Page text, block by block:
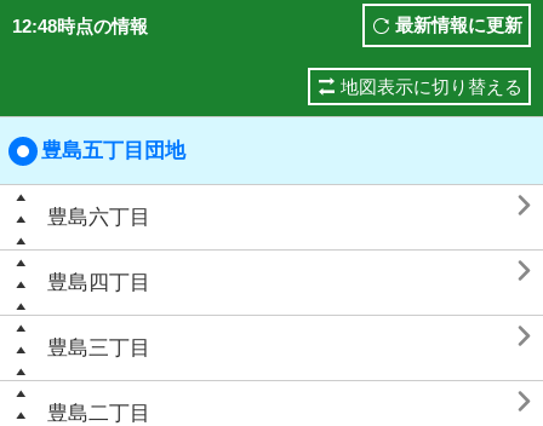
12:48時点の情報 最新情報に更新
地図表示に切り替える
豊島五丁目団地
豊島六丁目 
豊島四丁目 
豊島三丁目 
豊島二丁目 